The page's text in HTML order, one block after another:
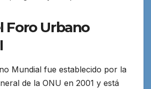
Foro Urbano
Mundial fue establecido por la
de la ONU en 2001 y está